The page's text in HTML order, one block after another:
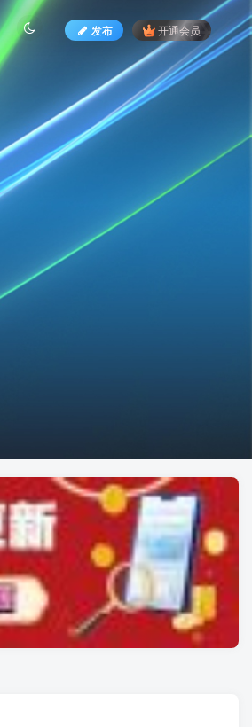
发布 开通会员